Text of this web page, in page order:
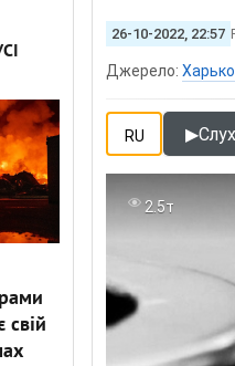
свій
26-10-2022, 22:57
Джерело:
RU ▶
2.5т